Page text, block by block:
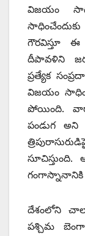
విజయం
గౌరవిస్తూ ఈ
దీపావళిని
ప్రత్యేక
విజయం
పోయింది.
పండుగ అని
గంగాస్నానానికి
దేశంలోని చాలా
పశ్చిమ